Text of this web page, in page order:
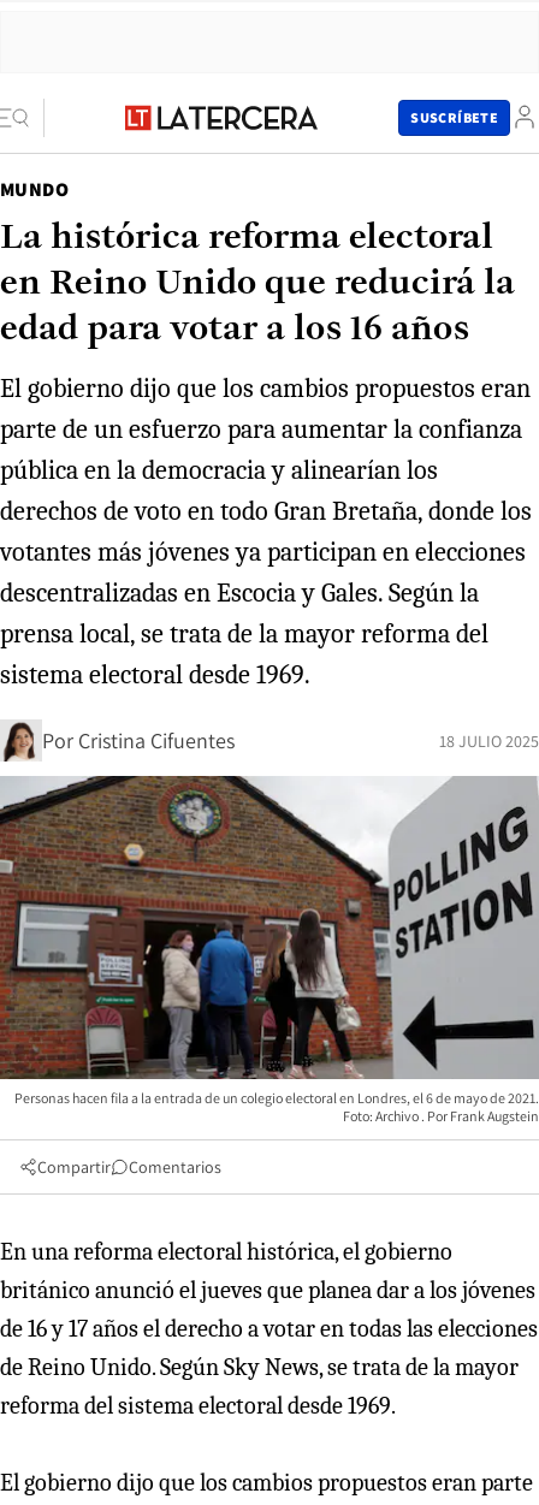
SUSCRÍBETE
MUNDO
La histórica reforma electoral
en Reino Unido que reducirá la
edad para votar a los 16 años
El gobierno dijo que los cambios propuestos eran
parte de un esfuerzo para aumentar la confianza
pública en la democracia y alinearían los
derechos de voto en todo Gran Bretaña, donde los
votantes más jóvenes ya participan en elecciones
descentralizadas en Escocia y Gales. Según la
prensa local, se trata de la mayor reforma del
sistema electoral desde 1969.
Por Cristina Cifuentes 18 JULIO 2025
Personas hacen fila a la entrada de un colegio electoral en Londres, el 6 de mayo de 2021.
Foto: Archivo
Frank Augstein
Compartir Comentarios
En una reforma electoral histórica, el gobierno
británico anunció el jueves que planea dar a los jóvenes
de 16 y 17 años el derecho a votar en todas las elecciones
de Reino Unido. Según Sky News, se trata de la mayor
reforma del sistema electoral desde 1969.
El gobierno dijo que los cambios propuestos eran parte